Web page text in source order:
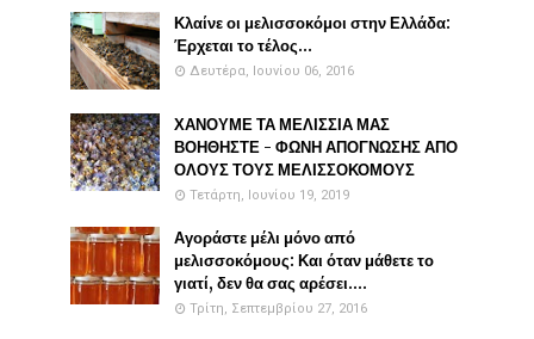
Κλαίνε οι μελισσοκόμοι στην Ελλάδα:
Έρχεται το τέλος...
Δευτέρα, Ιουνίου 06, 2016
ΧΑΝΟΥΜΕ ΤΑ ΜΕΛΙΣΣΙΑ ΜΑΣ
ΒΟΗΘΗΣΤΕ - ΦΩΝΗ ΑΠΟΓΝΩΣΗΣ ΑΠΟ
ΟΛΟΥΣ ΤΟΥΣ ΜΕΛΙΣΣΟΚΟΜΟΥΣ
Τετάρτη, Ιουνίου 19, 2019
Αγοράστε μέλι μόνο από
μελισσοκόμους: Και όταν μάθετε το
γιατί, δεν θα σας αρέσει....
Τρίτη, Σεπτεμβρίου 27, 2016